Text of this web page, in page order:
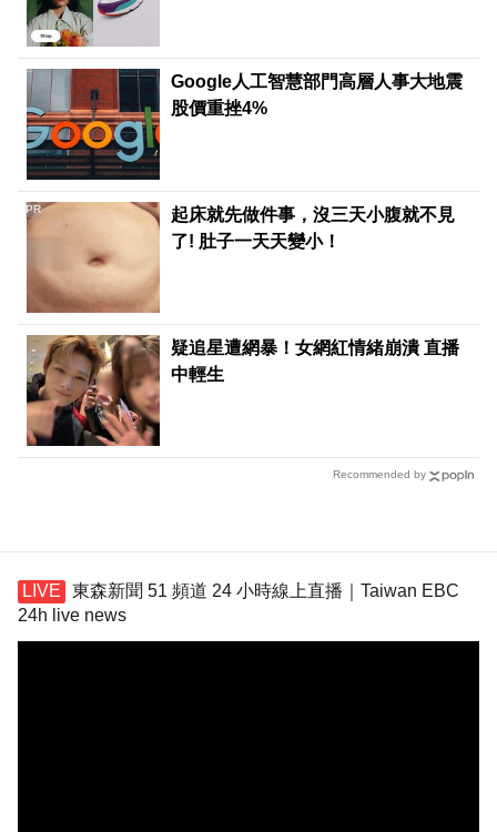
Google人工智慧部門高層人事大地震
股價重挫4%
起床就先做件事，沒三天小腹就不見
了! 肚子一天天變小！
PR
疑追星遭網暴！女網紅情緒崩潰 直播
中輕生
Recommended by
東森新聞 51 頻道 24 小時線上直播｜Taiwan EBC
24h live news